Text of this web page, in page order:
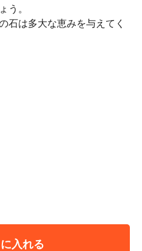
う。
石は多大な恵みを与えてく
入れる